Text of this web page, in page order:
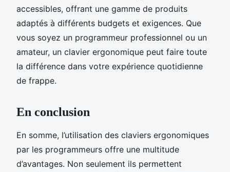
accessibles, offrant une gamme de produits
adaptés à différents budgets et exigences. Que
vous soyez un programmeur professionnel ou un
amateur, un clavier ergonomique peut faire toute
la différence dans votre expérience quotidienne
de frappe.
En conclusion
En somme, l’utilisation des claviers ergonomiques
par les programmeurs offre une multitude
d’avantages. Non seulement ils permettent